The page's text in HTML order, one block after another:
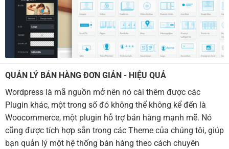
QUẢN LÝ BÁN HÀNG ĐƠN GIẢN - HIỆU QUẢ
Wordpress là mã nguồn mở nên nó cài thêm được các
Plugin khác, một trong số đó không thể không kể đến là
Woocommerce, một plugin hỗ trợ bán hàng mạnh mẽ. Nó
cũng được tích hợp sẵn trong các Theme của chúng tôi, giúp
bạn quản lý một hệ thống bán hàng theo cách chuyên